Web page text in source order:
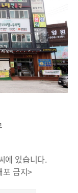
에 있습니다.
포 금지>